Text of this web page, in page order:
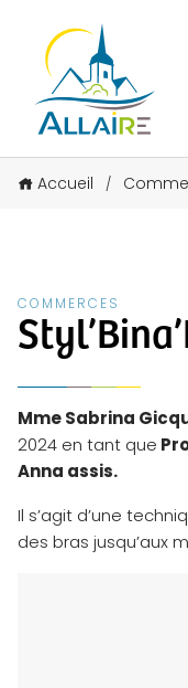
Accueil /
COMMERCES
Mme Sabrina
2024 en tant que
Anna assis.
Il s’agit d’une
des bras jusqu’aux